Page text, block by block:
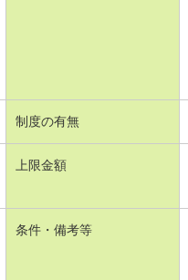
制度の有無
上限金額
条件・備考等